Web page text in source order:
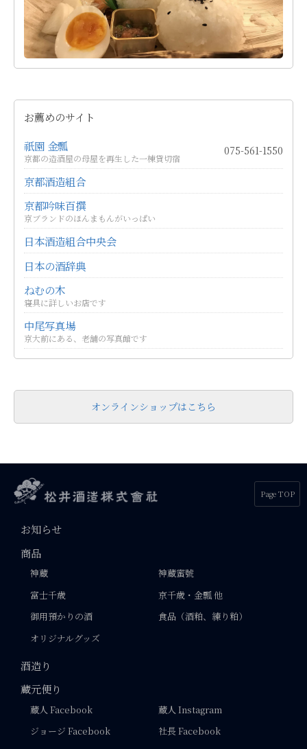
お薦めのサイト
祇園 金瓢
京都の造酒屋の母屋を再生した一棟貸切宿
075-561-1550
京都酒造組合
京都吟味百撰
京ブランドのほんまもんがいっぱい
日本酒造組合中央会
日本の酒辞典
ねむの木
寝具に詳しいお店です
中尾写真場
京大前にある、老舗の写真館です
オンラインショップはこちら
Page TOP
お知らせ
商品
神蔵
神蔵蜜號
富士千歳
京千歳・金瓢 他
御用預かりの酒
食品（酒粕、練り粕）
オリジナルグッズ
酒造り
蔵元便り
蔵人 Facebook
蔵人 Instagram
ジョージ Facebook
社長 Facebook